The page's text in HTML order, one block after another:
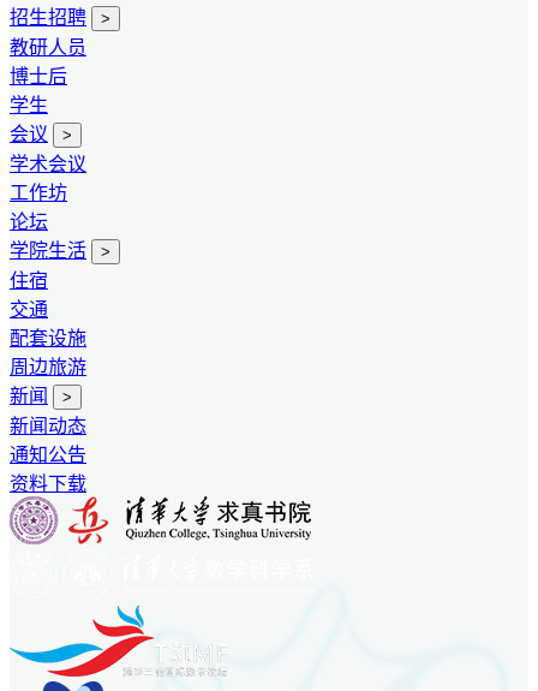
招生招聘
>
教研人员
博士后
学生
会议
>
学术会议
工作坊
论坛
学院生活
>
住宿
交通
配套设施
周边旅游
新闻
>
新闻动态
通知公告
资料下载